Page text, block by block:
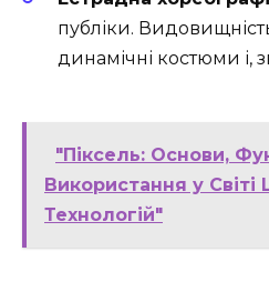
публіки.
динамічні костюми і,
"Піксель: Основи,
Використання у
Технологій"